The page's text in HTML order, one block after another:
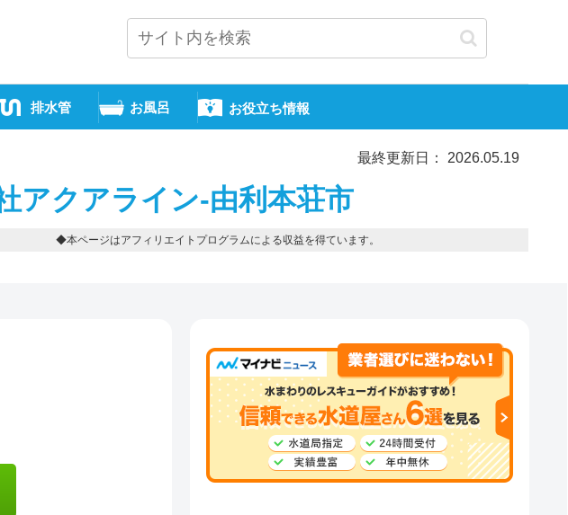
排水管 お風呂 お役立ち情報
最終更新日： 2026.05.19
アクアライン-由利本荘市
◆本ページはアフィリエイトプログラムによる収益を得ています。